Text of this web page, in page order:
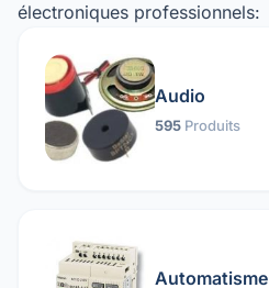
électroniques professionnels:
Audio
595 Produits
Automatisme